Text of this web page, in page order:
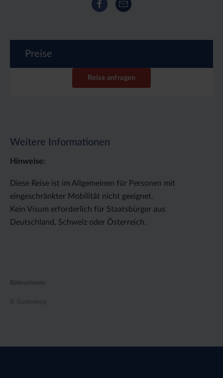
Facebook
E-Mail
Preise
Reise anfragen
Weitere Informationen
Hinweise:
Diese Reise ist im Allgemeinen für Personen mit
eingeschränkter Mobilität nicht geeignet.
Kein Visum erforderlich für Staatsbürger aus
Deutschland, Schweiz oder Österreich.
Bildnachweis
B. Guttenberg